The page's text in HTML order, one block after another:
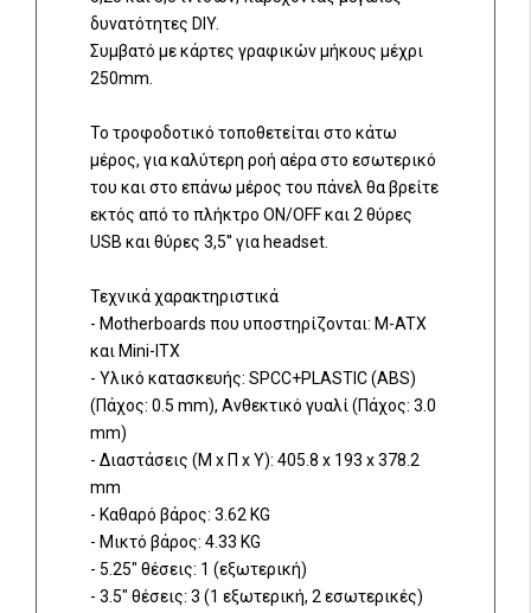
δυνατότητες DIY.
Συμβατό με κάρτες γραφικών μήκους μέχρι
250mm.
Το τροφοδοτικό τοποθετείται στο κάτω
μέρος, για καλύτερη ροή αέρα στο εσωτερικό
του και στο επάνω μέρος του πάνελ θα βρείτε
εκτός από το πλήκτρο ON/OFF και 2 θύρες
USB και θύρες 3,5'' για headset.
Τεχνικά χαρακτηριστικά
- Motherboards που υποστηρίζονται: M-ATX
και Mini-ITX
- Υλικό κατασκευής: SPCC+PLASTIC (ABS)
(Πάχος: 0.5 mm), Ανθεκτικό γυαλί (Πάχος: 3.0
mm)
- Διαστάσεις (Μ x Π x Υ): 405.8 x 193 x 378.2
mm
- Καθαρό βάρος: 3.62 KG
- Μικτό βάρος: 4.33 KG
- 5.25" θέσεις: 1 (εξωτερική)
- 3.5" θέσεις: 3 (1 εξωτερική, 2 εσωτερικές)